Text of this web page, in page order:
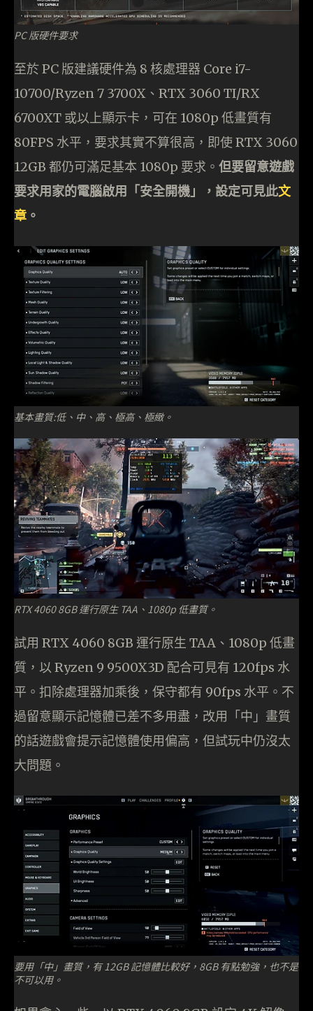
PC 版硬件要求
至於 PC 版建議硬件為 8 核處理器 Core i7-
10700/Ryzen 7 3700X、RTX 3060 TI/RX
6700XT 或以上顯示卡，可在 1080p 低畫質有
80FPS 水平，要求其實不算很高，即使 RTX 3060
12GB 都仍可滿足基本 1080p 要求。 但要留意遊戲
要求用家的電腦啟用「安全開機」，設定可見此文
章 。
基本畫質:低、中、高、極高、極緻。
RTX 4060 8GB 運行原生 TAA、1080p 低畫質。
試用 RTX 4060 8GB 運行原生 TAA、1080p 低畫
質，以 Ryzen 9 9500X3D 配合可見有 120fps 水
平。扣除處理器加乘後，保守都有 90fps 水平。不
過留意顯示記憶體已差不多用盡，改用「中」畫質
的話遊戲會提示記憶體使用偏高，但試玩中仍沒太
大問題。
要用「中」畫質，有 12GB 記憶體比較好，8GB 有點勉強，也不是
不可以用。